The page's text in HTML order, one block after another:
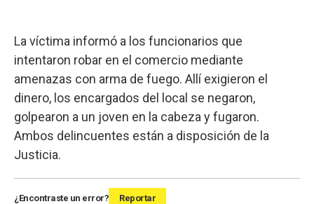
La víctima informó a los funcionarios que
intentaron robar en el comercio mediante
amenazas con arma de fuego. Allí exigieron el
dinero, los encargados del local se negaron,
golpearon a un joven en la cabeza y fugaron.
Ambos delincuentes están a disposición de la
Justicia.
¿Encontraste un error? Reportar